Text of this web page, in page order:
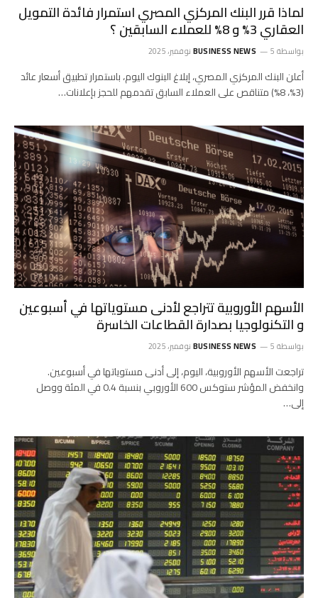
لماذا قرر البنك المركزي المصري استمرار فائدة التمويل
العقاري 3% و 8% للعملاء السابقين ؟
بواسطة BUSINESS NEWS 5 نوفمبر، 2025
أعلن البنك المركزي المصري، إبلاغ البنوك اليوم، باستمرار تطبيق أسعار عائد
(3%، 8%) متناقص على العملاء السابق تقدمهم للحجز بإعلانات…
الأسهم الأوروبية تتراجع لأدنى مستوياتها في أسبوعين
و التكنولوجيا بصدارة القطاعات الخاسرة
بواسطة BUSINESS NEWS 5 نوفمبر، 2025
تراجعت الأسهم الأوروبية، اليوم، إلى أدنى مستوياتها في أسبوعين.
وانخفض المؤشر ستوكس 600 الأوروبي بنسبة 0.4 في المئة ووصل
إلى…